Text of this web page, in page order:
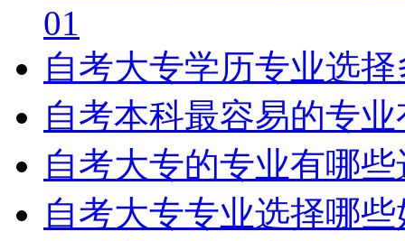
01
自考大专学历专业选
自考本科最容易的专
自考大专的专业有哪
自考大专专业选择哪